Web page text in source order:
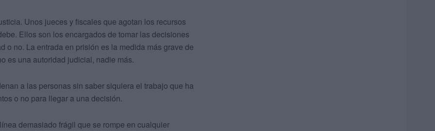
Unos jueces y fiscales que agotan los recursos
Ellos son los encargados de tomar las decisiones
o no. La entrada en prisión es la medida más grave de
es una autoridad judicial, nadie más.
a las personas sin saber siquiera el trabajo que ha
o no para llegar a una decisión.
demasiado frágil que se rompe en cualquier